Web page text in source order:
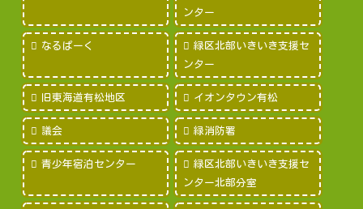
ンター
なるぱーく
緑区北部いきいき支援セ
ンター
旧東海道有松地区 イオンタウン有松
議会 緑消防署
青少年宿泊センター
緑区北部いきいき支援セ
ンター北部分室